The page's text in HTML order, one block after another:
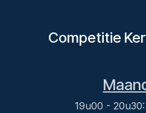
Competitie
19u00 -